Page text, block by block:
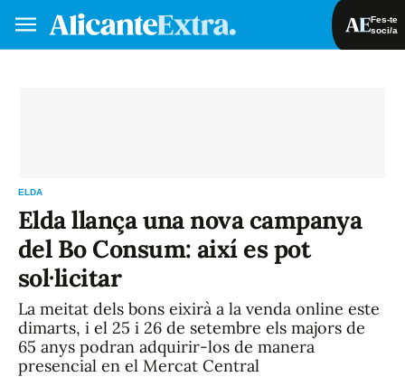
Fes-te
soci/a
ELDA
Elda llança una nova campanya
del Bo Consum: així es pot
sol·licitar
La meitat dels bons eixirà a la venda online este
dimarts, i el 25 i 26 de setembre els majors de
65 anys podran adquirir-los de manera
presencial en el Mercat Central